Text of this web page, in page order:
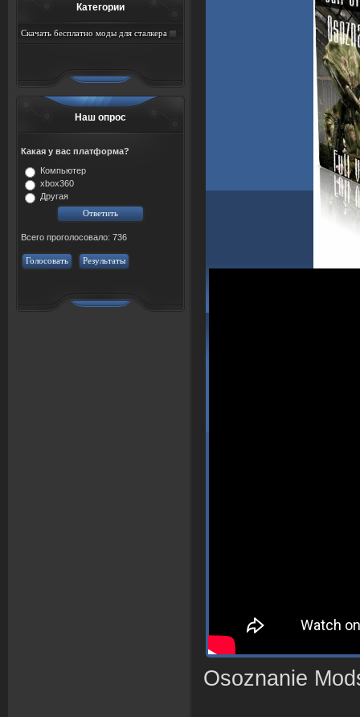
Категории
Скачать бесплатно моды для сталкера
Наш опрос
Какая у вас платформа?
Компьютер
xbox360
Другая
Всего проголосовало: 736
Голосовать Результаты
Osoznanie